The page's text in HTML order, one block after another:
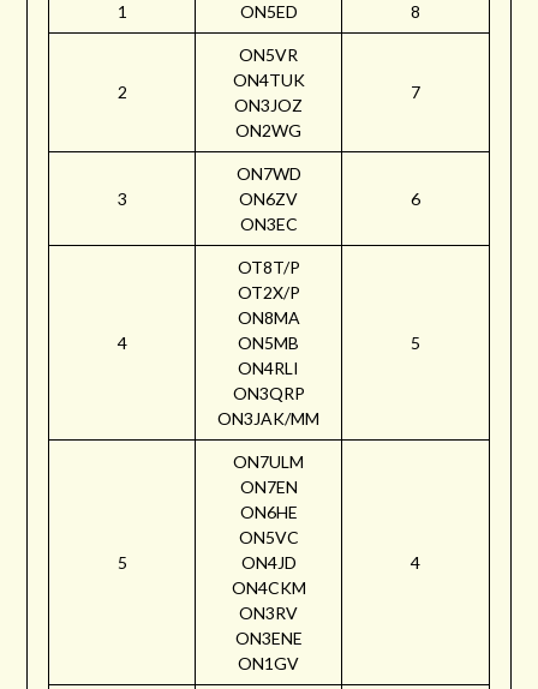
1 ON5ED 8
2
ON5VR
ON4TUK
ON3JOZ
ON2WG
7
3
ON7WD
ON6ZV
ON3EC
6
4
OT8T/P
OT2X/P
ON8MA
ON5MB
ON4RLI
ON3QRP
ON3JAK/MM
5
5
ON7ULM
ON7EN
ON6HE
ON5VC
ON4JD
ON4CKM
ON3RV
ON3ENE
ON1GV
4